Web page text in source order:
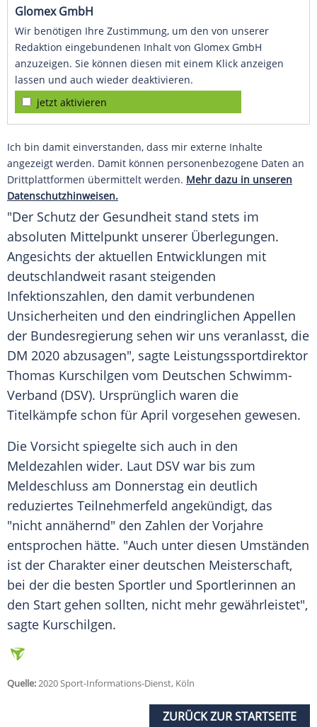
Glomex GmbH
Wir benötigen Ihre Zustimmung, um den von unserer
Redaktion eingebundenen Inhalt von Glomex GmbH
anzuzeigen. Sie können diesen mit einem Klick anzeigen
lassen und auch wieder deaktivieren.
jetzt aktivieren
Ich bin damit einverstanden, dass mir externe Inhalte
angezeigt werden. Damit können personenbezogene Daten an
Drittplattformen übermittelt werden. Mehr dazu in unseren
Datenschutzhinweisen.
"Der Schutz der Gesundheit stand stets im
absoluten Mittelpunkt unserer Überlegungen.
Angesichts der aktuellen Entwicklungen mit
deutschlandweit rasant steigenden
Infektionszahlen, den damit verbundenen
Unsicherheiten und den eindringlichen Appellen
der Bundesregierung sehen wir uns veranlasst, die
DM 2020 abzusagen", sagte Leistungssportdirektor
Thomas Kurschilgen vom Deutschen Schwimm-
Verband (DSV). Ursprünglich waren die
Titelkämpfe schon für April vorgesehen gewesen.
Die Vorsicht spiegelte sich auch in den
Meldezahlen wider. Laut DSV war bis zum
Meldeschluss am Donnerstag ein deutlich
reduziertes Teilnehmerfeld angekündigt, das
"nicht annähernd" den Zahlen der Vorjahre
entsprochen hätte. "Auch unter diesen Umständen
ist der Charakter einer deutschen Meisterschaft,
bei der die besten Sportler und Sportlerinnen an
den Start gehen sollten, nicht mehr gewährleistet",
sagte Kurschilgen.
Quelle:2020 Sport-Informations-Dienst, Köln
ZURÜCK ZUR STARTSEITE